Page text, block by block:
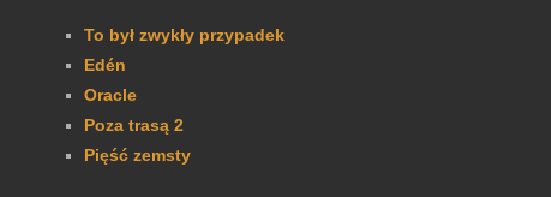
To był zwykły przypadek
Edén
Oracle
Poza trasą 2
Pięść zemsty